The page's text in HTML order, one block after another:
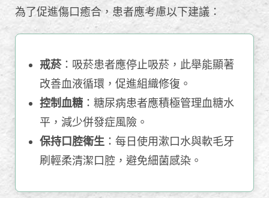
為了促進傷口癒合，患者應考慮以下建議：
戒菸：吸菸患者應停止吸菸，此舉能顯著
改善血液循環，促進組織修復。
控制血糖 ：糖尿病患者應積極管理血糖水
平，減少併發症風險。
保持口腔衛生 ：每日使用漱口水與軟毛牙
刷輕柔清潔口腔，避免細菌感染。